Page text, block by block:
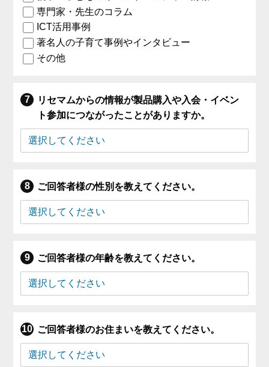
専門家・先生のコラム
ICT活用事例
著名人の子育て事例やインタビュー
その他
リセマムからの情報が製品購入や入会・イベン
ト参加につながったことがありますか。
ご回答者様の性別を教えてください。
ご回答者様の年齢を教えてください。
ご回答者様のお住まいを教えてください。